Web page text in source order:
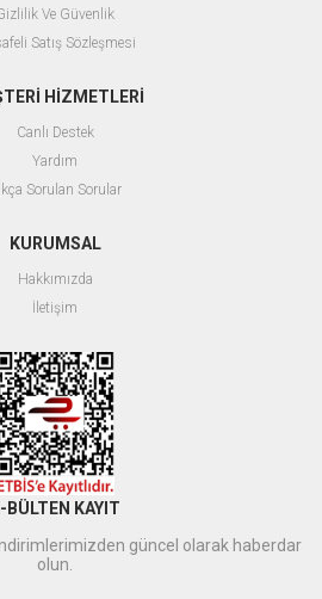
Ve Güvenlik
Satış Sözleşmesi
HİZMETLERİ
Canlı Destek
Yardım
Sorulan Sorular
KURUMSAL
Hakkımızda
İletişim
BÜLTEN KAYIT
güncel olarak haberdar
olun.